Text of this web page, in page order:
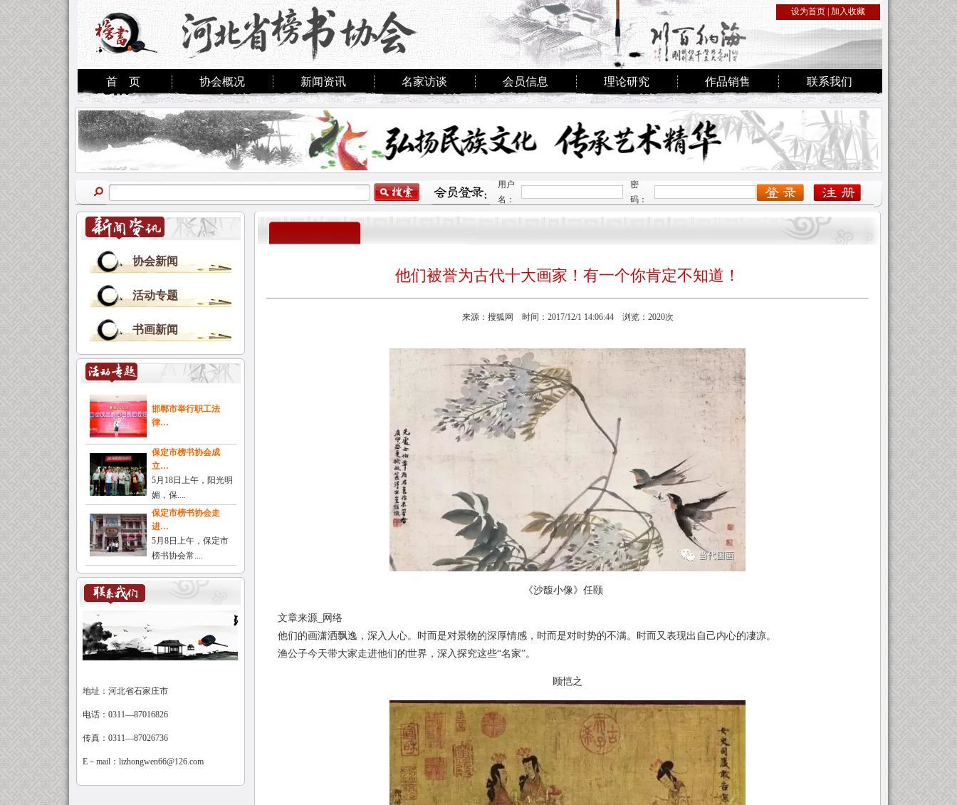
设为首页 加入收藏
首 页 协会概况 新闻资讯 名家访谈 会员信息 理论研究 作品销售 联系我们
用户
名：
密
码：
协会新闻
活动专题
书画新闻
邯郸市举行职工法
律…
保定市榜书协会成
立…
5月18日上午，阳光明
媚，保....
保定市榜书协会走
进…
5月8日上午，保定市
榜书协会常....
地址：河北省石家庄市
电话：0311—87016826
传真：0311—87026736
E－mail： lizhongwen66@126.com
他们被誉为古代十大画家！有一个你肯定不知道！
来源：搜狐网 时间：2017/12/1 14:06:44 浏览：2020次
《沙馥小像》任颐
文章来源_网络
他们的画潇洒飘逸，深入人心。时而是对景物的深厚情感，时而是对时势的不满。时而又表现出自己内心的凄凉。
渔公子今天带大家走进他们的世界，深入探究这些“名家”。
顾恺之